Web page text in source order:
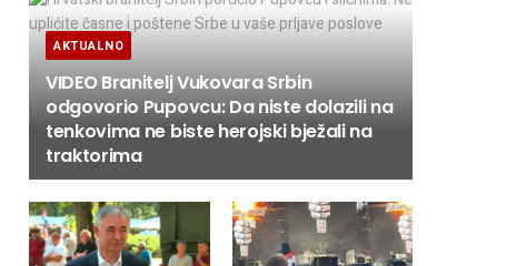
AKTUALNO
VIDEO Branitelj Vukovara Srbin
odgovorio Pupovcu: Da niste dolazili na
tenkovima ne biste herojski bježali na
traktorima